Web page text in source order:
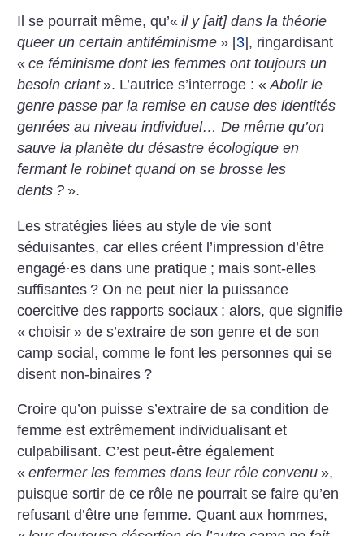
Il se pourrait même, qu’« il y [ait] dans la théorie
queer un certain anti­féminisme » [3], ringardisant
« ce féminisme dont les femmes ont toujours un
besoin criant ». L’autrice s’interroge : « Abolir le
genre passe par la remise en cause des identités
genrées au niveau individuel… De même qu’on
sauve la planète du désastre écologique en
fermant le robinet quand on se brosse les
dents ? ».
Les stratégies liées au style de vie sont
séduisantes, car elles créent l’impression d’être
engagé·es dans une pratique ; mais sont-elles
suffisantes ? On ne peut nier la puissance
coercitive des rapports sociaux ; alors, que signifie
« choisir » de s’extraire de son genre et de son
camp social, comme le font les personnes qui se
disent non-binaires ?
Croire qu’on puisse s’extraire de sa condition de
femme est extrêmement individualisant et
culpabilisant. C’est peut-être également
« enfermer les femmes dans leur rôle convenu »,
puisque sortir de ce rôle ne pourrait se faire qu’en
refusant d’être une femme. Quant aux hommes,